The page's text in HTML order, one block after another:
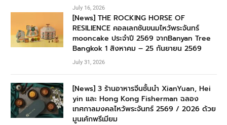
July 16, 2026
[News] THE ROCKING HORSE OF
RESILIENCE คอลเลกชันขนมไหว้พระจันทร์
mooncake ประจำปี 2569 จากBanyan Tree
Bangkok 1 สิงหาคม – 25 กันยายน 2569
July 31, 2026
[News] 3 ร้านอาหารจีนชั้นนำ XianYuan, Hei
yin และ Hong Kong Fisherman ฉลอง
เทศกาลมงคลไหว้พระจันทร์ 2569 / 2026 ด้วย
มูนเค้กพรีเมียม